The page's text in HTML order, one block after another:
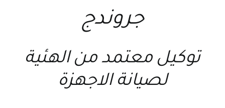
جروندج
توكيل معتمد من الهئية
لصيانة الاجهزة